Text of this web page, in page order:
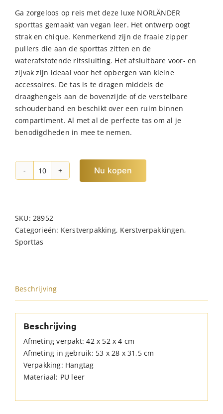
Ga zorgeloos op reis met deze luxe NORLÄNDER
sporttas gemaakt van vegan leer. Het ontwerp oogt
strak en chique. Kenmerkend zijn de fraaie zipper
pullers die aan de sporttas zitten en de
waterafstotende ritssluiting. Het afsluitbare voor- en
zijvak zijn ideaal voor het opbergen van kleine
accessoires. De tas is te dragen middels de
draaghengels aan de bovenzijde of de verstelbare
schouderband en beschikt over een ruim binnen
compartiment. Al met al de perfecte tas om al je
benodigdheden in mee te nemen.
NORLÄNDER
2.0
Grijs
hoeveelheid
Nu kopen
SKU:28952
Categorieën: Kerstverpakking, Kerstverpakkingen,
Sporttas
Beschrijving
Beschrijving
Afmeting verpakt: 42 x 52 x 4 cm
Afmeting in gebruik: 53 x 28 x 31,5 cm
Verpakking: Hangtag
Materiaal: PU leer